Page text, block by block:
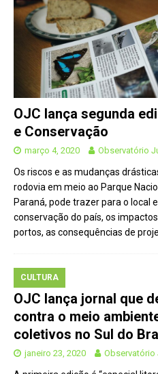
OJC lança segunda
e Conservação
março 4, 2020 Observatório
Os riscos e as mudanças
rodovia em meio ao Parque
Paraná, pode trazer para o local
conservação do país, os
portos, as consequências de
CULTURA
OJC lança jornal que
contra o meio
coletivos no Sul do
janeiro 23, 2020 Observatório